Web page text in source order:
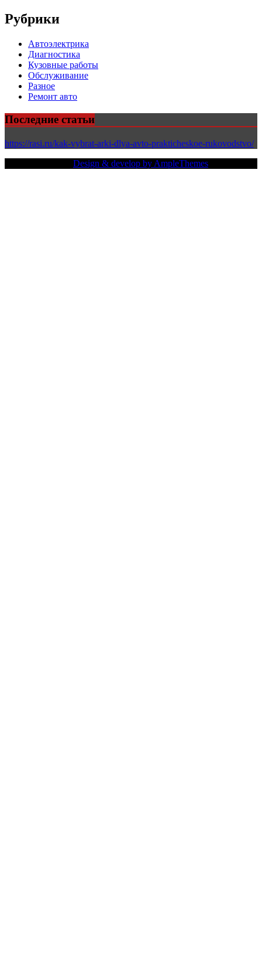
Рубрики
Автоэлектрика
Диагностика
Кузовные работы
Обслуживание
Разное
Ремонт авто
Последние статьи
https://rasi.ru/kak-vybrat-arki-dlya-avto-prakticheskoe-rukovodstvo/
Design & develop by AmpleThemes